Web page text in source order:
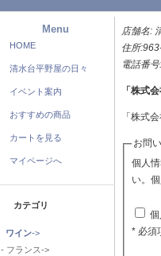
Menu
HOME
清水台平野屋の日々
イベント案内
おすすめの商品
カートを見る
マイページへ
カテゴリ
ワイン->
- フランス->
店舗名:
住所
電話番
「株式
「株式
お問
個人情報保護方針 弊社の個人情報保
い。
* 必須